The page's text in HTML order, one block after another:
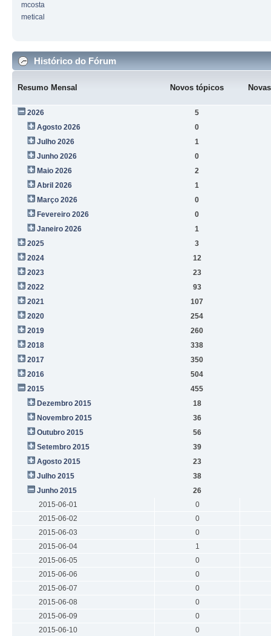
mcosta
metical
Histórico do Fórum
Resumo Mensal Novos tópicos
2026
5
Agosto 2026
0
Julho 2026
1
Junho 2026
0
Maio 2026
2
Abril 2026
1
Março 2026
0
Fevereiro 2026
0
Janeiro 2026
1
2025
3
2024
12
2023
23
2022
93
2021
107
2020
254
2019
260
2018
338
2017
350
2016
504
2015
455
Dezembro 2015
18
Novembro 2015
36
Outubro 2015
56
Setembro 2015
39
Agosto 2015
23
Julho 2015
38
Junho 2015
26
2015-06-01
0
2015-06-02
0
2015-06-03
0
2015-06-04
1
2015-06-05
0
2015-06-06
0
2015-06-07
0
2015-06-08
0
2015-06-09
0
2015-06-10
0